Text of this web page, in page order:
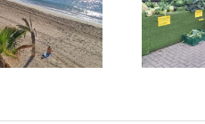
Heide 2025:
Norddeutsches
Wochenende